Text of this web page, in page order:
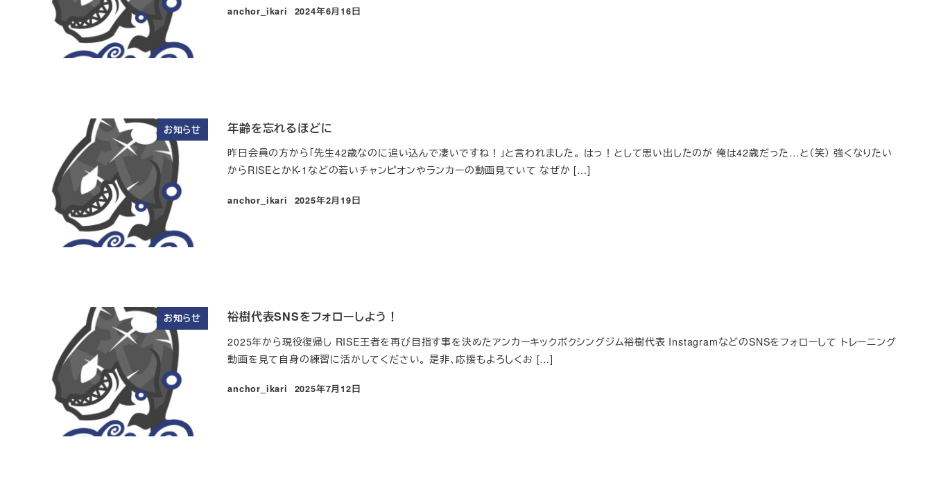
anchor_ikari
投稿日
2024年6月16日
お知らせ 年齢を忘れるほどに
昨日会員の方から「先生42歳なのに追い込んで凄いですね！」と言われました。 はっ！として思い出したのが 俺は42歳だった…と（笑） 強くなりたい
からRISEとかK-1などの若いチャンピオンやランカーの動画見ていて なぜか […]
anchor_ikari
投稿日
2025年2月19日
お知らせ 裕樹代表SNSをフォローしよう！
2025年から現役復帰し RISE王者を再び目指す事を決めたアンカーキックボクシングジム裕樹代表 InstagramなどのSNSをフォローして トレーニング
動画を見て自身の練習に活かしてください。 是非、応援もよろしくお […]
anchor_ikari
投稿日
2025年7月12日